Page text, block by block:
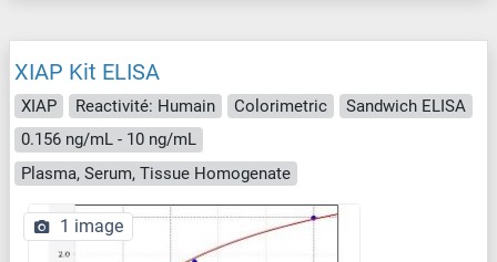
XIAP Kit ELISA
XIAP Reactivité: Humain Colorimetric
Sandwich ELISA
0.156 ng/mL - 10 ng/mL
Plasma, Serum, Tissue Homogenate
1 image